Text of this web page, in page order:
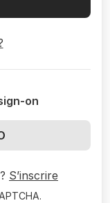
on
S’inscrire